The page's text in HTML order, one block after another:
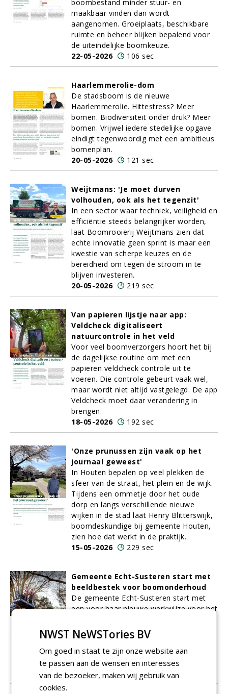
boombestand minder stuur- en
maakbaar vinden dan wordt
aangenomen. Groeiplaats, beschikbare
ruimte en beheer blijken bepalend voor
de uiteindelijke boomkeuze.
22-05-2026
106 sec
Haarlemmerolie-dom
De stadsboom is de nieuwe
Haarlemmerolie. Hittestress? Meer
bomen. Biodiversiteit onder druk? Meer
bomen. Vrijwel iedere stedelijke opgave
eindigt tegenwoordig met een ambitieus
bomenplan.
20-05-2026
121 sec
Weijtmans: 'Je moet durven
volhouden, ook als het tegenzit'
In een sector waar techniek, veiligheid en
efficiëntie steeds belangrijker worden,
laat Boomrooierij Weijtmans zien dat
echte innovatie geen sprint is maar een
kwestie van scherpe keuzes en de
bereidheid om tegen de stroom in te
blijven investeren.
20-05-2026
219 sec
Van papieren lijstje naar app:
Veldcheck digitaliseert
natuurcontrole in het veld
Voor veel boomverzorgers hoort het bij
de dagelijkse routine om met een
papieren veldcheck controle uit te
voeren. Die controle gebeurt vaak wel,
maar wordt niet altijd vastgelegd. De app
Veldcheck moet daar verandering in
brengen.
18-05-2026
192 sec
'Onze prunussen zijn vaak op het
journaal geweest'
In Houten bepalen op veel plekken de
sfeer van de straat, het plein en de wijk.
Tijdens een ommetje door het oude
dorp en langs verschillende nieuwe
wijken in de stad laat Henry Blitterswijk,
boomdeskundige bij gemeente Houten,
zien hoe dat werkt in de praktijk.
15-05-2026
229 sec
Gemeente Echt-Susteren start met
beeldbestek voor boomonderhoud
De gemeente Echt-Susteren start met
een voor haar nieuwe werkwijze voor het
gemeentelijke bomen. Nationale
Bomenbank is de komende twaalf jaar
verantwoordelijk voor het volledige
beheer van een beeldbestek.
14-05-2026
128 sec
NWST NeWSTories BV
Om goed in staat te zijn onze website aan
te passen aan de wensen en interesses
van de bezoeker, maken wij gebruik van
cookies.